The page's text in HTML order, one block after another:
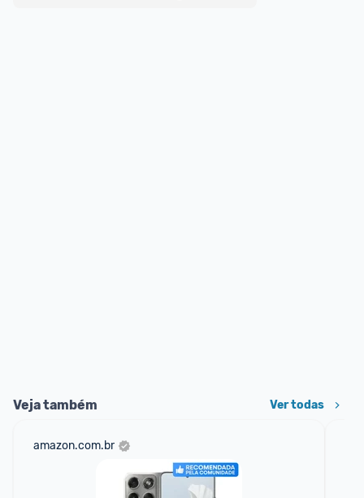
Veja também Ver todas
amazon.com.br